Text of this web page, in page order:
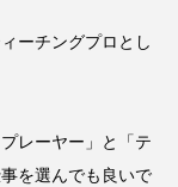
ーチングプロとし
レーヤー」と「テ
を選んでも良いで